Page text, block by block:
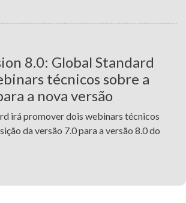
8.0: Global Standard
técnicos sobre a
a nova versão
irá promover dois webinars técnicos
da versão 7.0 para a versão 8.0 do